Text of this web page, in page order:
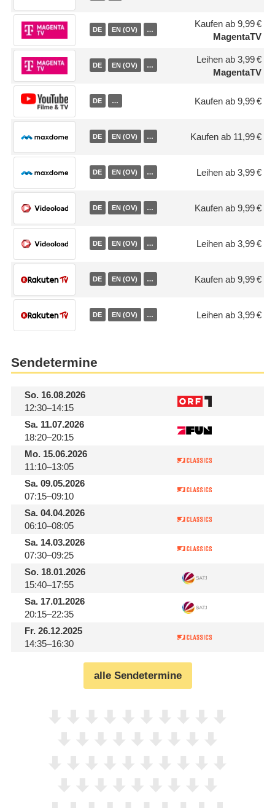
DE EN (OV) …
Kaufen ab 9,99 €
MagentaTV
DE EN (OV) …
Leihen ab 3,99 €
MagentaTV
DE … Kaufen ab 9,99 €
DE EN (OV) … Kaufen ab 11,99 €
DE EN (OV) … Leihen ab 3,99 €
DE EN (OV) … Kaufen ab 9,99 €
DE EN (OV) … Leihen ab 3,99 €
DE EN (OV) … Kaufen ab 9,99 €
DE EN (OV) … Leihen ab 3,99 €
Sendetermine
So.16.08.2026
12:30–14:15
Sa.11.07.2026
18:20–20:15
Mo.15.06.2026
11:10–13:05
Sa.09.05.2026
07:15–09:10
Sa.04.04.2026
06:10–08:05
Sa.14.03.2026
07:30–09:25
So.18.01.2026
15:40–17:55
Sa.17.01.2026
20:15–22:35
Fr.26.12.2025
14:35–16:30
alle Sendetermine